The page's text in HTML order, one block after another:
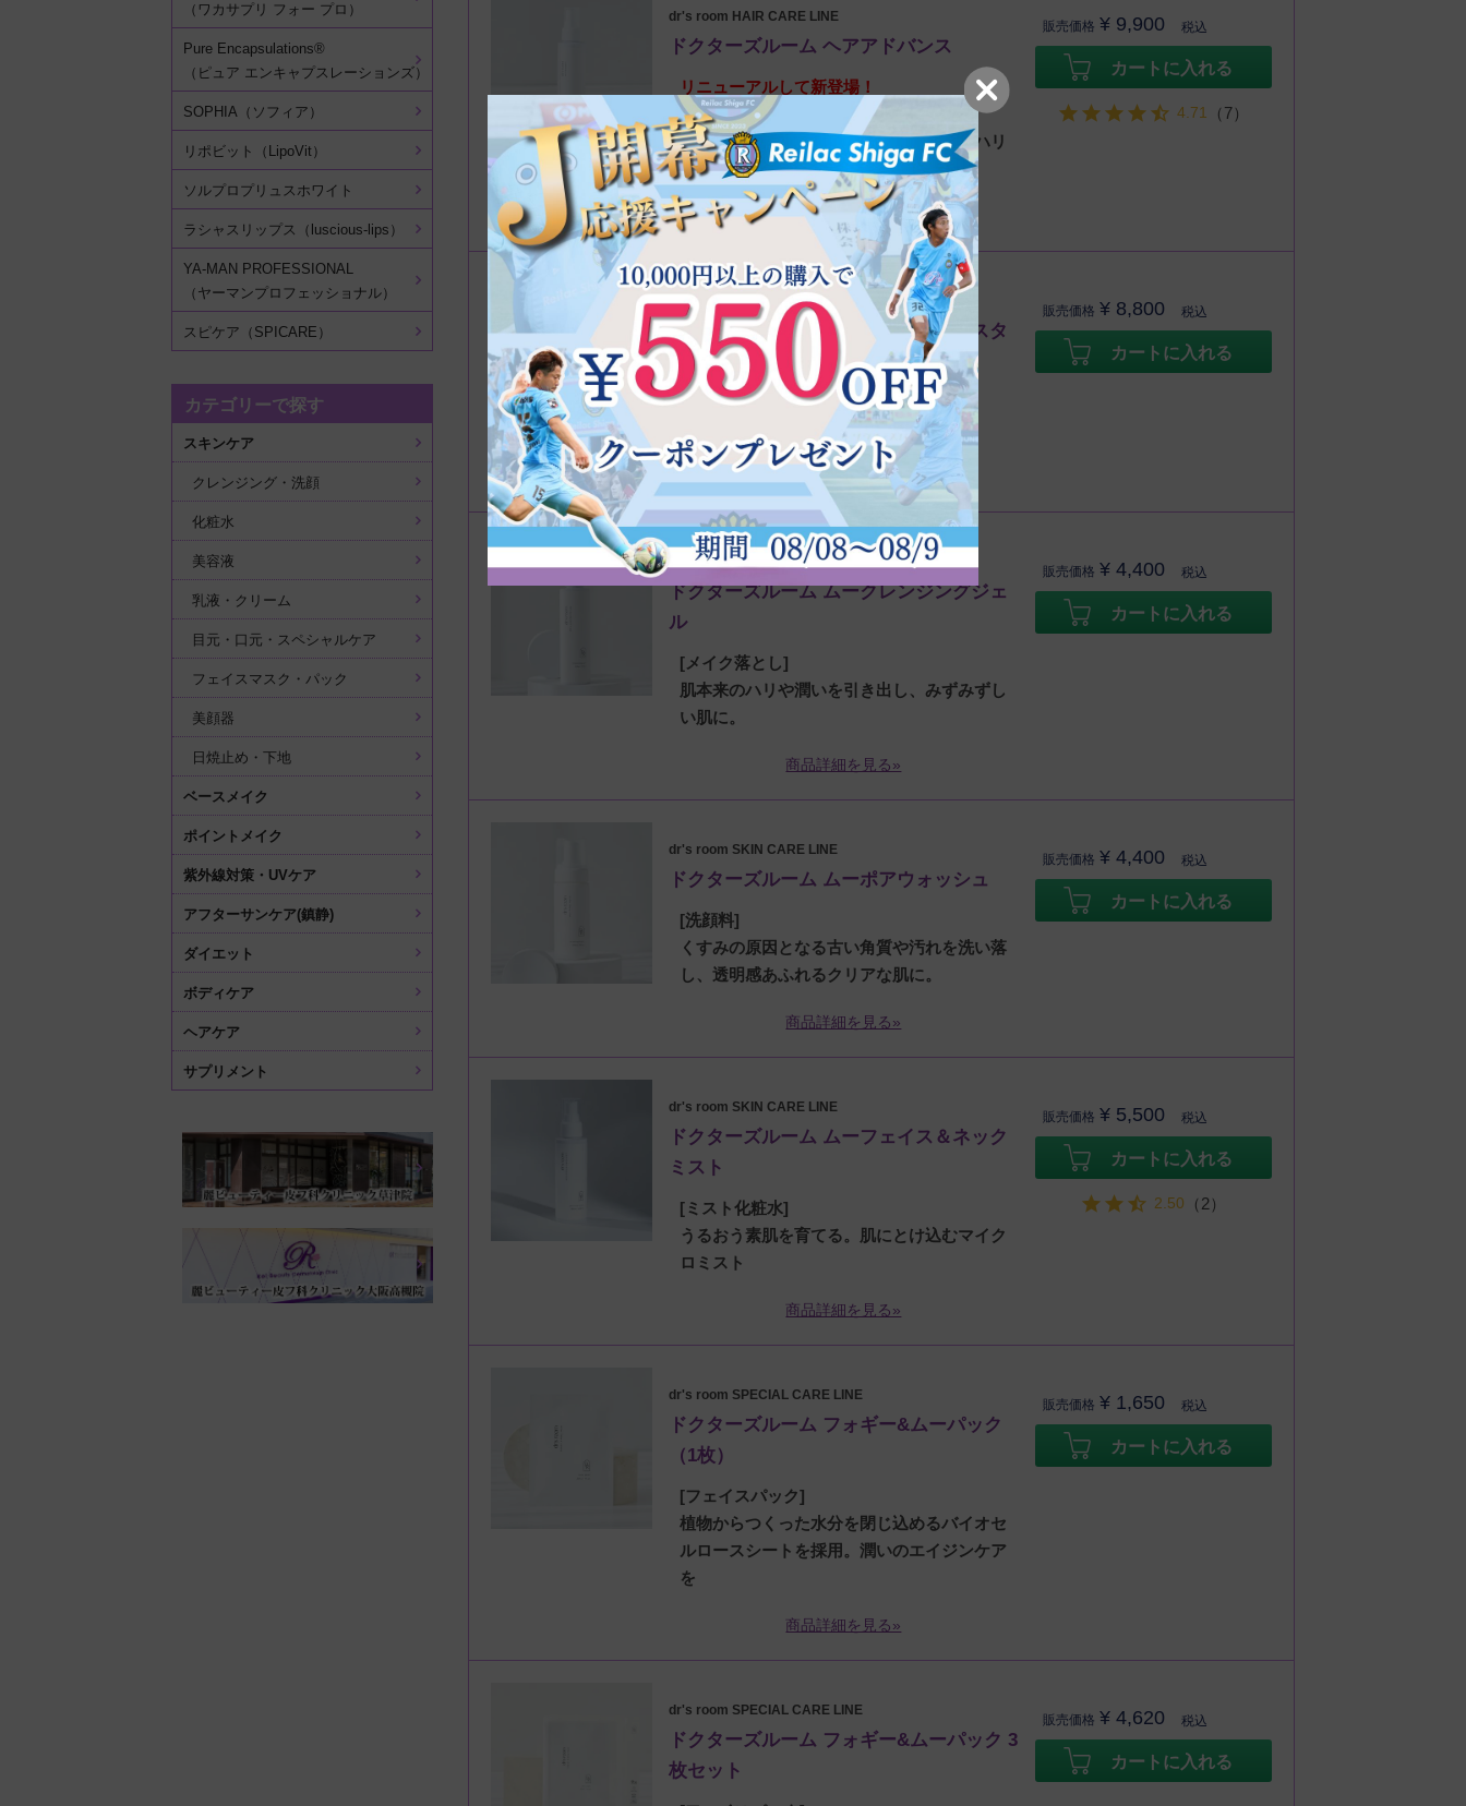
dr's room HAIR CARE LINE
ドクターズルーム ヘアアドバンス
リニューアルして新登場！
[医薬部外品：育毛剤]
抜け毛予防しながら、発毛促進・育毛。ハリ
艶のある美髪へ
商品詳細を見る»
販売価格 ¥ 9,900 税込
カートに入れる
4.71 （7）
dr's room HAIR CARE LINE
ドクターズルーム バブルピールブースタ
ー
[炭酸頭皮美容液]
毎日8秒、頭皮のパチシュワっと新習慣
商品詳細を見る»
販売価格 ¥ 8,800 税込
カートに入れる
dr's room SKIN CARE LINE
ドクターズルーム ムークレンジングジェ
ル
[メイク落とし]
肌本来のハリや潤いを引き出し、みずみずし
い肌に。
商品詳細を見る»
販売価格 ¥ 4,400 税込
カートに入れる
dr's room SKIN CARE LINE
ドクターズルーム ムーポアウォッシュ
[洗顔料]
くすみの原因となる古い角質や汚れを洗い落
し、透明感あふれるクリアな肌に。
商品詳細を見る»
販売価格 ¥ 4,400 税込
カートに入れる
dr's room SKIN CARE LINE
ドクターズルーム ムーフェイス＆ネック
ミスト
[ミスト化粧水]
うるおう素肌を育てる。肌にとけ込むマイク
ロミスト
商品詳細を見る»
販売価格 ¥ 5,500 税込
カートに入れる
2.50 （2）
dr's room SPECIAL CARE LINE
ドクターズルーム フォギー&ムーパック
（1枚）
[フェイスパック]
植物からつくった水分を閉じ込めるバイオセ
ルロースシートを採用。潤いのエイジンケア
を
商品詳細を見る»
販売価格 ¥ 1,650 税込
カートに入れる
dr's room SPECIAL CARE LINE
ドクターズルーム フォギー&ムーパック 3
枚セット
販売価格 ¥ 4,620 税込
カートに入れる
（ワカサプリ フォー プロ）
Pure Encapsulations®
（ピュア エンキャプスレーションズ）
SOPHIA（ソフィア）
リポビット（LipoVit）
ソルプロプリュスホワイト
ラシャスリップス（luscious-lips）
YA-MAN PROFESSIONAL
（ヤーマンプロフェッショナル）
スピケア（SPICARE）
カテゴリーで探す
スキンケア
クレンジング・洗顔
化粧水
美容液
乳液・クリーム
目元・口元・スペシャルケア
フェイスマスク・パック
美顔器
日焼止め・下地
ベースメイク
ポイントメイク
紫外線対策・UVケア
アフターサンケア(鎮静)
ダイエット
ボディケア
ヘアケア
サプリメント